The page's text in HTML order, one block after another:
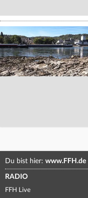
Du bist hier: www.FFH.de
RADIO
FFH Live